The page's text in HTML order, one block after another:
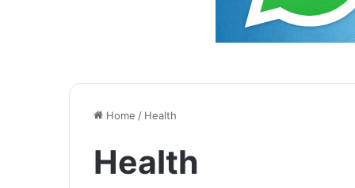
Home / Health
Health